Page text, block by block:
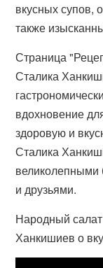
вкусных супов,
также
Страница
Сталика
вдохновение
здоровую и
Сталика
и друзьями.
Народный
Ханкишиев о